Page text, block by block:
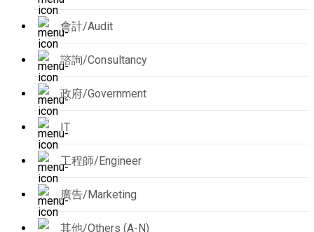
會計/Audit
諮詢/Consultancy
政府/Government
IT
工程師/Engineer
廣告/Marketing
其他/Others (A-N)